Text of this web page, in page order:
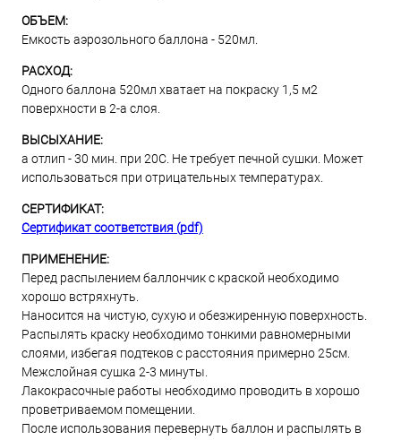
ОБЪЕМ:
Емкость аэрозольного баллона - 520мл.
РАСХОД:
Одного баллона 520мл хватает на покраску 1,5 м2
поверхности в 2-а слоя.
ВЫСЫХАНИЕ:
а отлип - 30 мин. при 20С. Не требует печной сушки. Может
использоваться при отрицательных температурах.
СЕРТИФИКАТ:
Сертификат соответствия (pdf)
ПРИМЕНЕНИЕ:
Перед распылением баллончик с краской необходимо
хорошо встряхнуть.
Наносится на чистую, сухую и обезжиренную поверхность.
Распылять краску необходимо тонкими равномерными
слоями, избегая подтеков с расстояния примерно 25см.
Межслойная сушка 2-3 минуты.
Лакокрасочные работы необходимо проводить в хорошо
проветриваемом помещении.
После использования перевернуть баллон и распылять в